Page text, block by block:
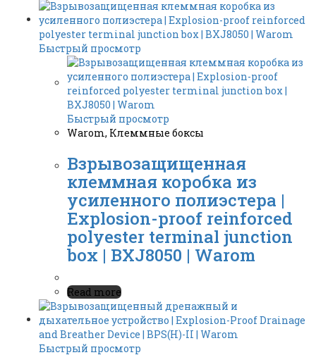
Быстрый просмотр
Быстрый просмотр
Warom, Клеммные боксы
Взрывозащищенная
клеммная коробка из
усиленного полиэстера |
Explosion-proof reinforced
polyester terminal junction
box | BXJ8050 | Warom
Read more
Быстрый просмотр